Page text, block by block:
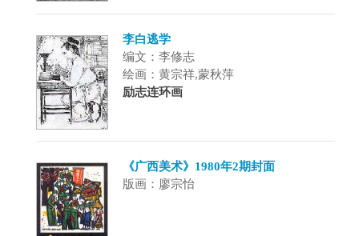
李白逃学
编文：李修志
绘画：黄宗祥,蒙秋萍
励志连环画
《广西美术》1980年2期封面
版画：廖宗怡